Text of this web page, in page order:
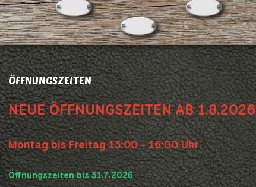
ÖFFNUNGSZEITEN
NEUE ÖFFNUNGSZEITEN AB 1.8.2026
Montag bis Freitag 13:00 - 16:00 Uhr
Öffnungszeiten bis 31.7.2026